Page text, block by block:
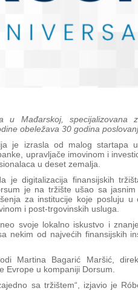
u Mađarskoj, specijalizovana
obeležava 30 godina
je izrasla od malog startapa
upravljače imovinom i
u deset zemalja.
je digitalizacija finansijskih
je na tržište ušao sa jasnim
za institucije koje posluju u
i post-trgovinskih usluga.
svoje lokalno iskustvo i
nekim od najvećih finansijskih
Martina Bagarić Maršić,
Evrope u kompaniji Dorsum.
sa tržištem“, izjavio je